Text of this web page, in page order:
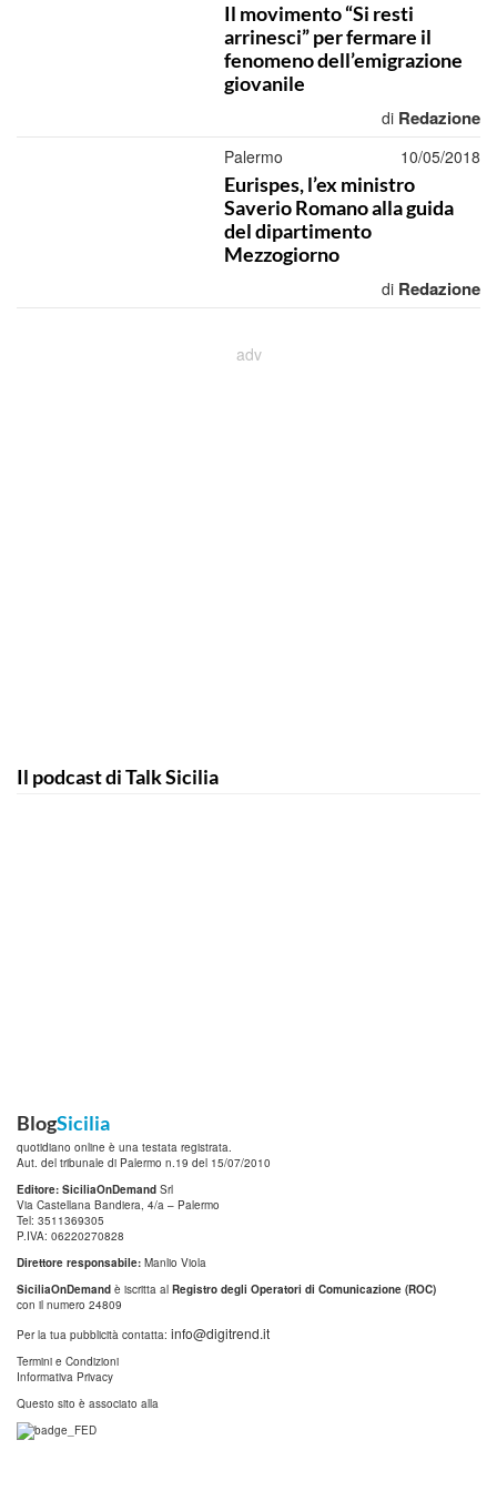
Il movimento “Si resti
arrinesci” per fermare il
fenomeno dell’emigrazione
giovanile
di Redazione
Palermo 10/05/2018
Eurispes, l’ex ministro
Saverio Romano alla guida
del dipartimento
Mezzogiorno
di Redazione
Il podcast di Talk Sicilia
BlogSicilia
quotidiano online è una testata registrata.
Aut. del tribunale di Palermo n.19 del 15/07/2010
Editore: SiciliaOnDemand Srl
Via Castellana Bandiera, 4/a – Palermo
Tel: 3511369305
P.IVA: 06220270828
Direttore responsabile: Manlio Viola
SiciliaOnDemand è iscritta al Registro degli Operatori di Comunicazione (ROC)
con il numero 24809
Per la tua pubblicità contatta: info@digitrend.it
Termini e Condizioni
Informativa Privacy
Questo sito è associato alla